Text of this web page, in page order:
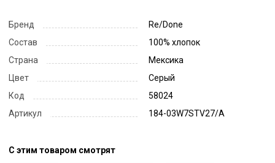
Бренд
Re/Done
Состав
100% хлопок
Страна
Мексика
Цвет
Серый
Код
58024
Артикул
184-03W7STV27/A
С этим товаром смотрят